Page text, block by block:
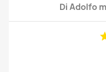
Di Adolfo